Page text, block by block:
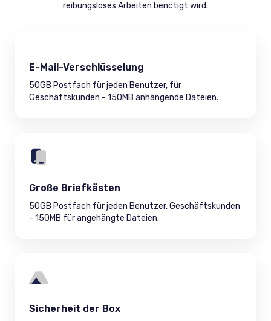
reibungsloses Arbeiten benötigt wird.
E-Mail-Verschlüsselung
50GB Postfach für jeden Benutzer, für
Geschäftskunden - 150MB anhängende Dateien.
Große Briefkästen
50GB Postfach für jeden Benutzer, Geschäftskunden
- 150MB für angehängte Dateien.
Sicherheit der Box